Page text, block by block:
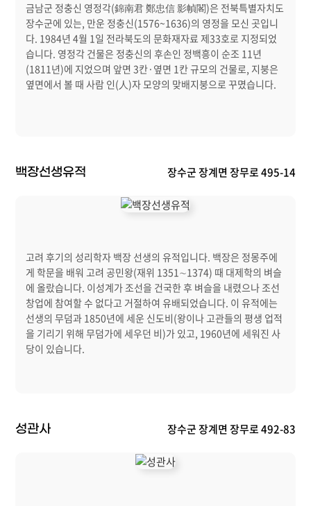
금남군 정충신 영정각(錦南君 鄭忠信 影幀閣)은 전북특별자치도
장수군에 있는, 만운 정충신(1576~1636)의 영정을 모신 곳입니
다. 1984년 4월 1일 전라북도의 문화재자료 제33호로 지정되었
습니다. 영정각 건물은 정충신의 후손인 정백흥이 순조 11년
(1811년)에 지었으며 앞면 3칸·옆면 1칸 규모의 건물로, 지붕은
옆면에서 볼 때 사람 인(人)자 모양의 맞배지붕으로 꾸몄습니다.
백장선생유적 장수군 장계면 장무로 495-14
고려 후기의 성리학자 백장 선생의 유적입니다. 백장은 정몽주에
게 학문을 배워 고려 공민왕(재위 1351∼1374) 때 대제학의 벼슬
에 올랐습니다. 이성계가 조선을 건국한 후 벼슬을 내렸으나 조선
창업에 참여할 수 없다고 거절하여 유배되었습니다. 이 유적에는
선생의 무덤과 1850년에 세운 신도비(왕이나 고관들의 평생 업적
을 기리기 위해 무덤가에 세우던 비)가 있고, 1960년에 세워진 사
당이 있습니다.
성관사 장수군 장계면 장무로 492-83